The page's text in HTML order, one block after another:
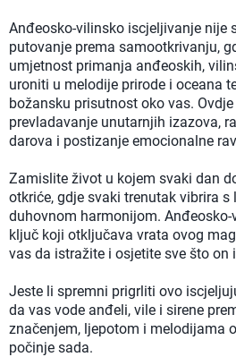
Anđeosko-vilinsko iscjeljivanje nije
putovanje prema samootkrivanju,
umjetnost primanja anđeoskih,
uroniti u melodije prirode i oceana
božansku prisutnost oko vas.
prevladavanje unutarnjih izazova,
darova i postizanje emocionalne
Zamislite život u kojem svaki dan
otkriće, gdje svaki trenutak vibrira
duhovnom harmonijom.
ključ koji otključava vrata ovog
vas da istražite i osjetite sve što on
Jeste li spremni prigrliti ovo
da vas vode anđeli, vile i sirene
značenjem, ljepotom i melodijama
počinje sada.